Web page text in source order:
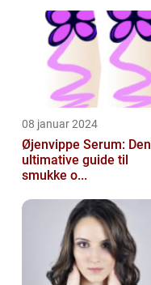
08 januar 2024
Øjenvippe Serum: Den
ultimative guide til
smukke o...